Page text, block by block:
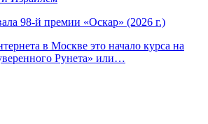
98-й премии «Оскар» (2026 г.)
в Москве это начало курса на
Рунета» или…